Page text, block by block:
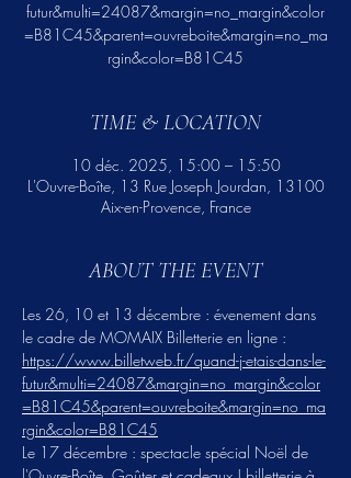
futur&multi=24087&margin=no_margin&color
=B81C45&parent=ouvreboite&margin=no_ma
rgin&color=B81C45
TIME & LOCATION
10 déc. 2025, 15:00 – 15:50
L'Ouvre-Boîte, 13 Rue Joseph Jourdan, 13100
Aix-en-Provence, France
ABOUT THE EVENT
Les 26, 10 et 13 décembre : évenement dans
le cadre de MOMAIX Billetterie en ligne :
https://www.billetweb.fr/quand-j-etais-dans-le-
futur&multi=24087&margin=no_margin&color
=B81C45&parent=ouvreboite&margin=no_ma
rgin&color=B81C45
Le 17 décembre : spectacle spécial Noël de